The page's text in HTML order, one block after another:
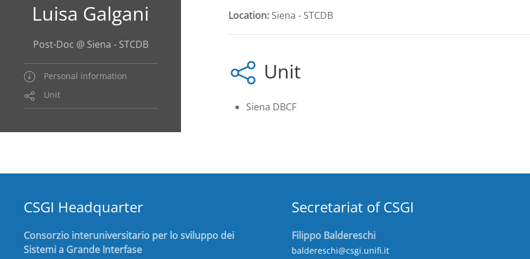
Luisa Galgani
Post-Doc @ Siena - STCDB
Personal information
Unit
Location: Siena - STCDB
Unit
Siena DBCF
CSGI Headquarter
Consorzio interuniversitario per lo sviluppo dei
Sistemi a Grande Interfase
Secretariat of CSGI
Filippo Baldereschi
baldereschi@csgi.unifi.it